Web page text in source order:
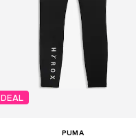
DEAL
PUMA